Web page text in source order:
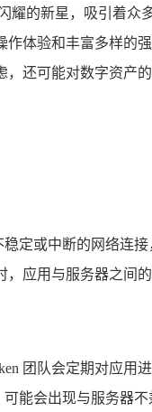
耀的新星，吸引着众
体验和丰富多样的
还可能对数字资产
定或中断的网络连
应用与服务器之间
团队会定期对应
能会出现与服务器